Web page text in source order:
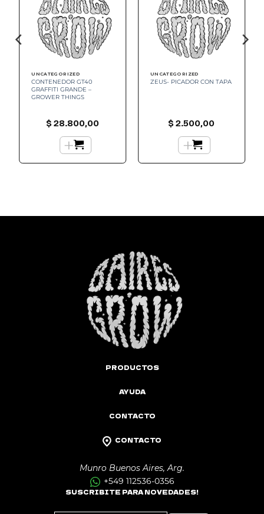
UNCATEGORIZED
CONTENEDOR GT40
GRAFFITI GRANDE –
GROWER THINGS
$28.800,00
+
UNCATEGORIZED
ZEUS- PICADOR CON TAPA
$2.500,00
+
PRODUCTOS
AYUDA
CONTACTO
CONTACTO
Munro Buenos Aires, Arg.
+549 112536-0356
SUSCRIBITE PARA NOVEDADES!